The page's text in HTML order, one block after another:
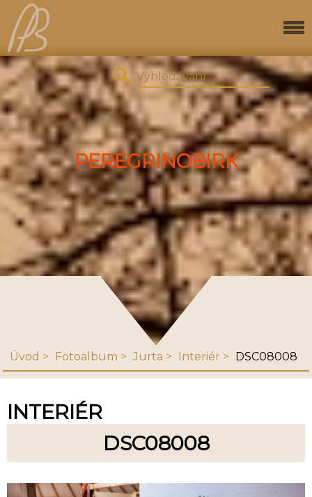
PEREGRINOBIRK
Úvod Fotoalbum Jurta Interiér DSC08008
INTERIÉR
DSC08008